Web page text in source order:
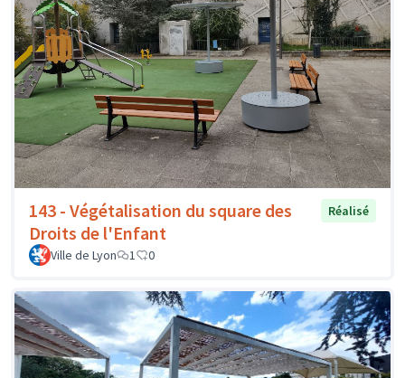
143 - Végétalisation du square des
Droits de l'Enfant
Réalisé
Ville de Lyon 1 0